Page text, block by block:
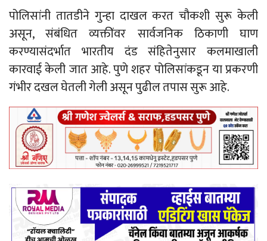
पोलिसांनी तातडीने गुन्हा दाखल करत चौकशी सुरू केली
असून, संबंधित व्यक्तींवर सार्वजनिक ठिकाणी घाण
करण्यासंदर्भात भारतीय दंड संहितेनुसार कलमाखाली
कारवाई केली जात आहे. पुणे शहर पोलिसांकडून या प्रकरणी
गंभीर दखल घेतली गेली असून पुढील तपास सुरू आहे.